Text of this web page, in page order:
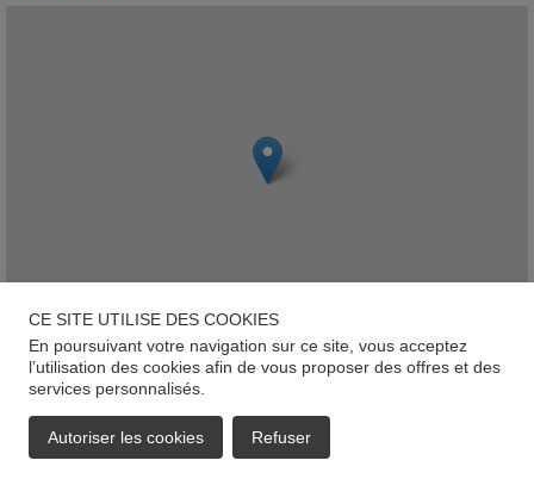
Rumelange
CE SITE UTILISE DES COOKIES
En poursuivant votre navigation sur ce site, vous acceptez
l’utilisation des cookies afin de vous proposer des offres et des
services personnalisés.
Autoriser les cookies Refuser